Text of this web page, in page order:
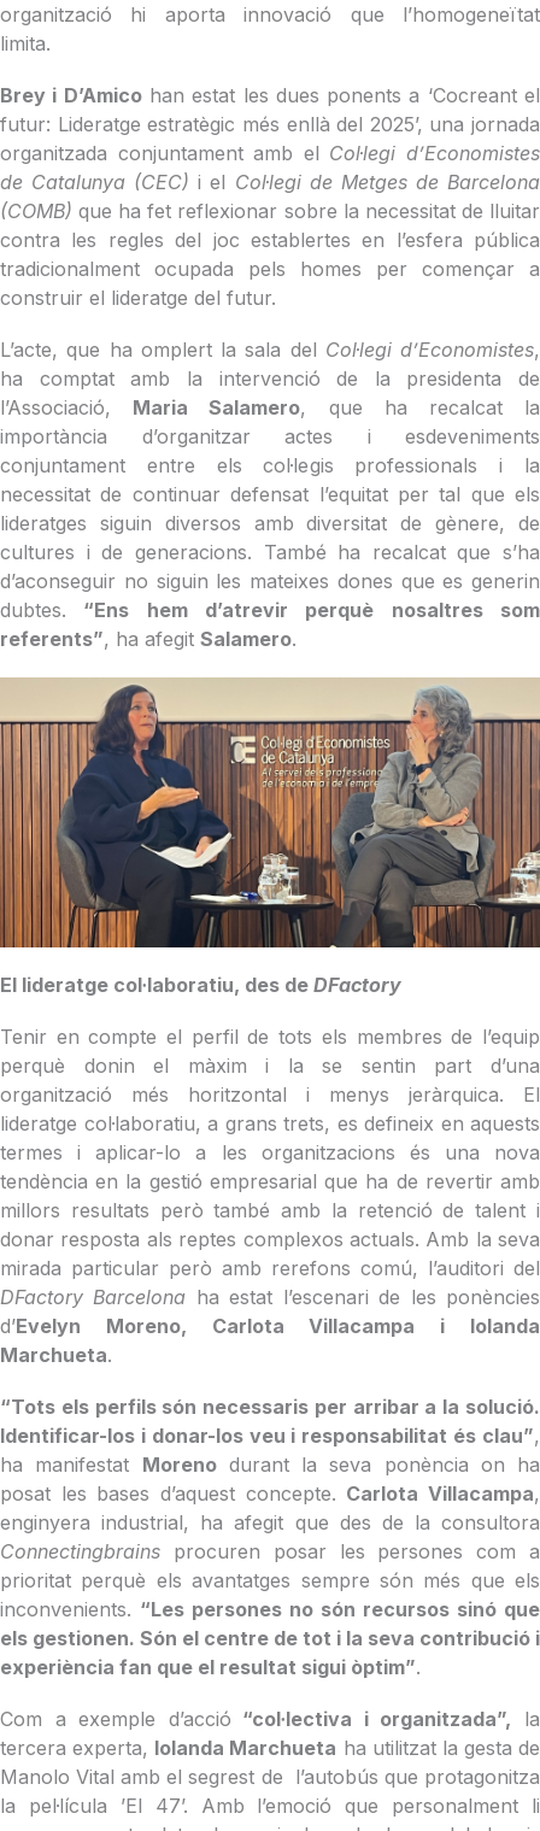
organització hi aporta innovació que l’homogeneïtat
limita.
Brey i D’Amicohan estat les dues ponents a ‘Cocreant el
futur: Lideratge estratègic més enllà del 2025’, una jornada
organitzada conjuntament amb el Col·legi d’Economistes
de Catalunya (CEC) i el Col·legi de Metges de Barcelona
(COMB)que ha fet reflexionar sobre la necessitat de lluitar
contra les regles del joc establertes en l’esfera pública
tradicionalment ocupada pels homes per començar a
construir el lideratge del futur.
L’acte, que ha omplert la sala del Col·legi d’Economistes,
ha comptat amb la intervenció de la presidenta de
l’Associació, Maria Salamero, que ha recalcat la
importància d’organitzar actes i esdeveniments
conjuntament entre els col·legis professionals i la
necessitat de continuar defensat l’equitat per tal que els
lideratges siguin diversos amb diversitat de gènere, de
cultures i de generacions. També ha recalcat que s’ha
d’aconseguir no siguin les mateixes dones que es generin
dubtes. “Ens hem d’atrevir perquè nosaltres som
referents”, ha afegit Salamero.
El lideratge col·laboratiu, des de DFactory
Tenir en compte el perfil de tots els membres de l’equip
perquè donin el màxim i la se sentin part d’una
organització més horitzontal i menys jeràrquica. El
lideratge col·laboratiu, a grans trets, es defineix en aquests
termes i aplicar-lo a les organitzacions és una nova
tendència en la gestió empresarial que ha de revertir amb
millors resultats però també amb la retenció de talent i
donar resposta als reptes complexos actuals. Amb la seva
mirada particular però amb rerefons comú, l’auditori del
DFactory Barcelona ha estat l’escenari de les ponències
d’Evelyn Moreno, Carlota Villacampa i Iolanda
Marchueta.
“Tots els perfils són necessaris per arribar a la solució.
Identificar-los i donar-los veu i responsabilitat és clau”,
ha manifestat Morenodurant la seva ponència on ha
posat les bases d’aquest concepte. CarlotaVillacampa,
enginyera industrial, ha afegit que des de la consultora
Connectingbrains procuren posar les persones com a
prioritat perquè els avantatges sempre són més que els
inconvenients. “Les persones no són recursos sinó que
els gestionen. Són el centre de tot i la seva contribució i
experiència fan que el resultat sigui òptim”.
Com a exemple d’acció “col·lectiva i organitzada”, la
tercera experta, Iolanda Marchueta ha utilitzat la gesta de
Manolo Vital amb el segrest de l’autobús que protagonitza
la pel·lícula ’El 47’. Amb l’emoció que personalment li